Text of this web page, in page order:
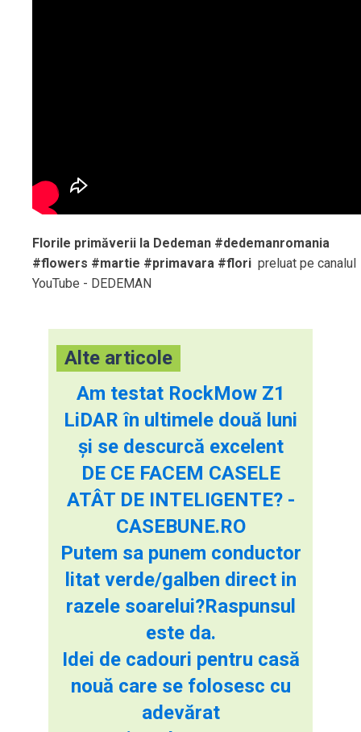
Florile primăverii la Dedeman #dedemanromania
#flowers #martie #primavara #flori preluat pe canalul
YouTube - DEDEMAN
Alte articole
Am testat RockMow Z1
LiDAR în ultimele două luni
și se descurcă excelent
DE CE FACEM CASELE
ATÂT DE INTELIGENTE? -
CASEBUNE.RO
Putem sa punem conductor
litat verde/galben direct in
razele soarelui?Raspunsul
este da.
Idei de cadouri pentru casă
nouă care se folosesc cu
adevărat